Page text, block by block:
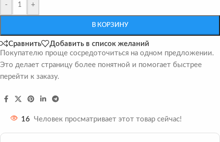
- +
В КОРЗИНУ
Сравнить
Добавить в список желаний
Покупателю проще сосредоточиться на одном предложении.
Это делает страницу более понятной и помогает быстрее
перейти к заказу.
16 Человек просматривает этот товар сейчас!